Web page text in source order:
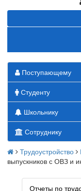
Поступающему
Студенту
Школьнику
Сотруднику
Трудоустройство
выпускников с ОВЗ и
Отчеты по